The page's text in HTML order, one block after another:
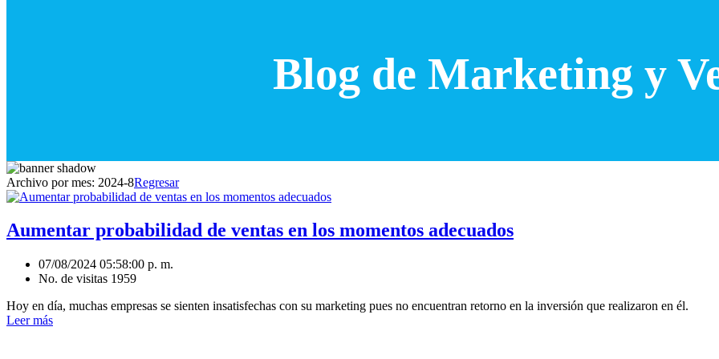
Blog de Marketing y
Archivo por mes: 2024-8Regresar
Aumentar probabilidad de ventas en los momentos adecuados
07/08/2024 05:58:00 p. m.
No. de visitas 1959
Hoy en día, muchas empresas se sienten insatisfechas con su marketing pues no encuentran retorno en la inversión que realizaron en él.
Leer más